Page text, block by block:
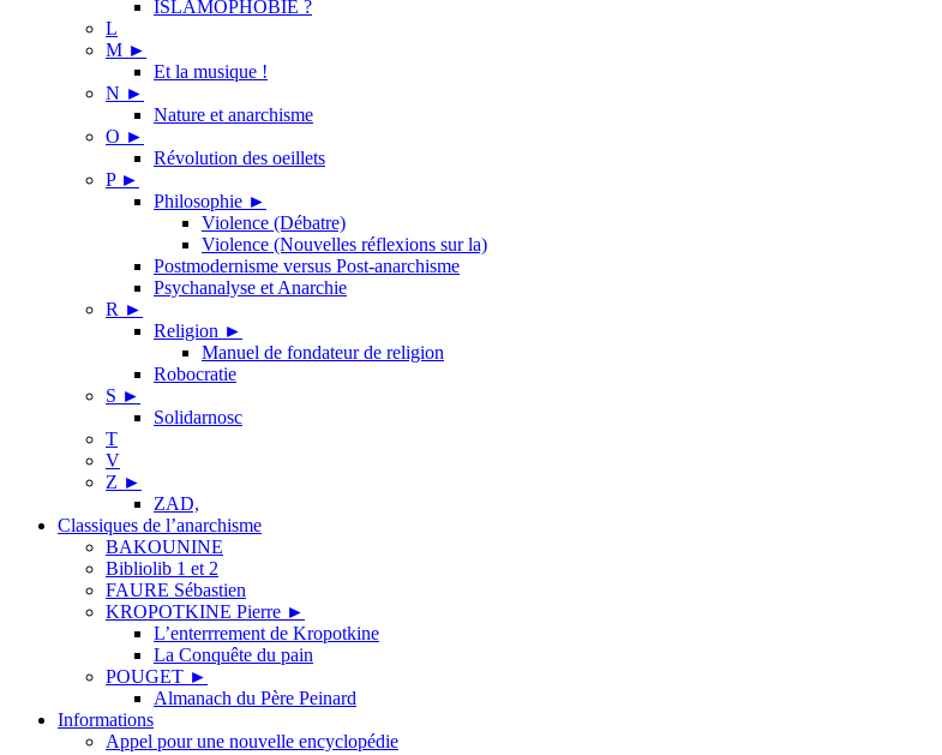
ISLAMOPHOBIE ?
L
M ►
Et la musique !
N ►
Nature et anarchisme
O ►
Révolution des oeillets
P ►
Philosophie ►
Violence (Débatre)
Violence (Nouvelles réflexions sur la)
Postmodernisme versus Post-anarchisme
Psychanalyse et Anarchie
R ►
Religion ►
Manuel de fondateur de religion
Robocratie
S ►
Solidarnosc
T
V
Z ►
ZAD,
Classiques de l’anarchisme
BAKOUNINE
Bibliolib 1 et 2
FAURE Sébastien
KROPOTKINE Pierre ►
L’enterrrement de Kropotkine
La Conquête du pain
POUGET ►
Almanach du Père Peinard
Informations
Appel pour une nouvelle encyclopédie